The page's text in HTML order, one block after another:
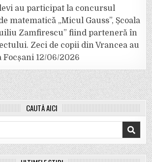
au participat la concursul
matematică „Micul Gauss”, Școala
Zamfirescu” fiind parteneră în
Zeci de copii din Vrancea au
Focșani 12/06/2026
CAUTĂ AICI